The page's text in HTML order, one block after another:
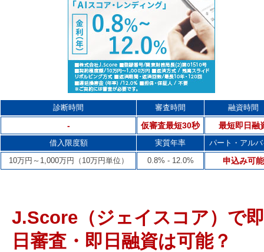
診断時間 審査時間 融資時間
- 仮審査最短30秒 最短即日融
借入限度額 実質年率
パート・アル
10万円～1,000万円（10万円単位）
0.8% - 12.0% 申込み可能
J.Score（ジェイスコア）で即
日審査・即日融資は可能？